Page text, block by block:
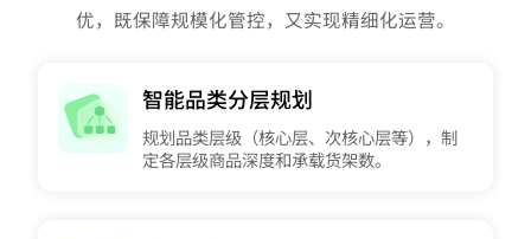
优，既保障规模化管控，又实现精细化运营。
智能品类分层规划
规划品类层级（核心层、次核心层等），制
定各层级商品深度和承载货架数。